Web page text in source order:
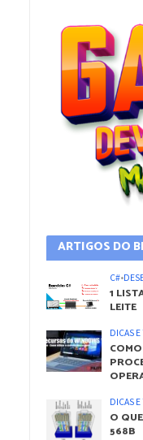
ARTIGOS DO
C#•
1
LEITE
DICAS
DICAS
O
568B